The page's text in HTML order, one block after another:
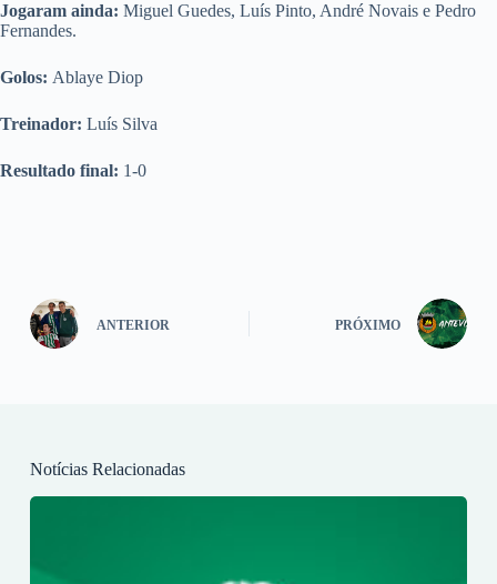
Jogaram ainda: Miguel Guedes, Luís Pinto, André Novais e Pedro
Fernandes.
Golos: Ablaye Diop
Treinador: Luís Silva
Resultado final: 1-0
ANTERIOR PRÓXIMO
Notícias Relacionadas